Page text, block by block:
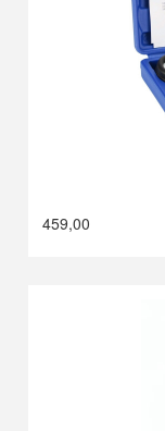
459,00